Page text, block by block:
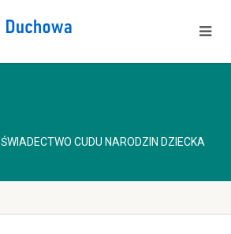
ŚWIADECTWO CUDU NARODZIN DZIECKA